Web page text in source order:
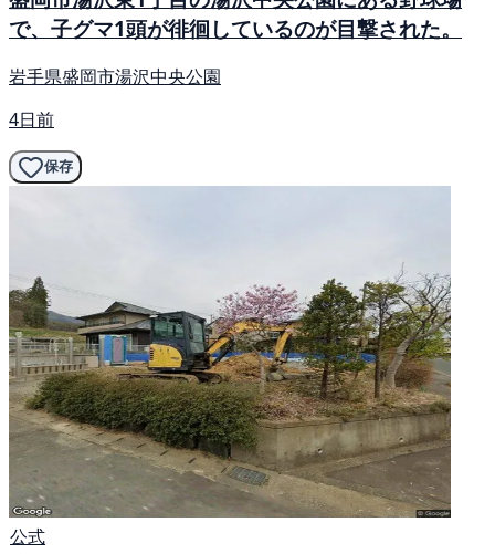
で、子グマ1頭が徘徊しているのが目撃された。
岩手県盛岡市湯沢中央公園
4日前
保存
公式